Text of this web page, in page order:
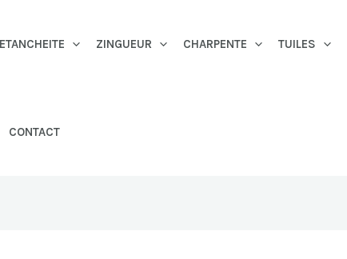
ETANCHEITE ZINGUEUR CHARPENTE TUILES
CONTACT